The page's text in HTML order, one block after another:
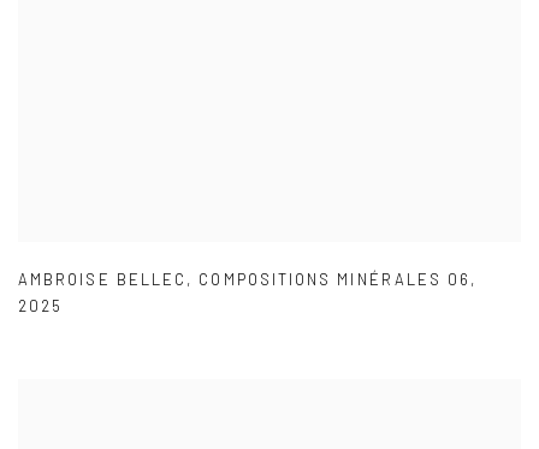
AMBROISE BELLEC , COMPOSITIONS MINÉRALES 06 ,
2025